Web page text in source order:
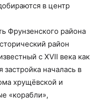
в центр
Фрунзенского района
район
с XVII века как
началась в
хрущёвской и
«корабли»,